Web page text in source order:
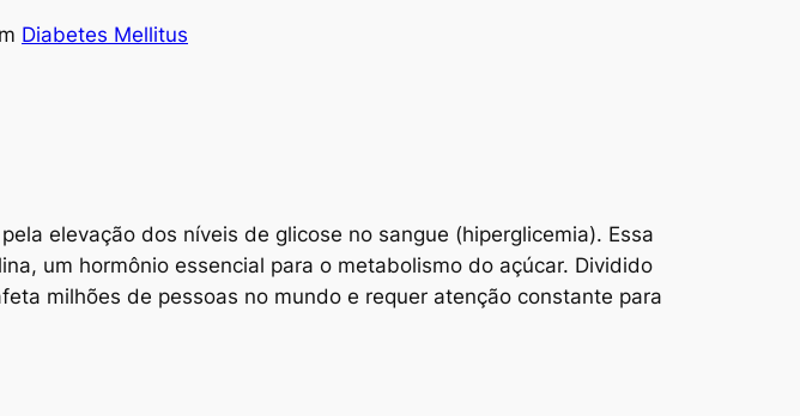
Diabetes Mellitus
elevação dos níveis de glicose no sangue (hiperglicemia). Essa
um hormônio essencial para o metabolismo do açúcar. Dividido
milhões de pessoas no mundo e requer atenção constante para